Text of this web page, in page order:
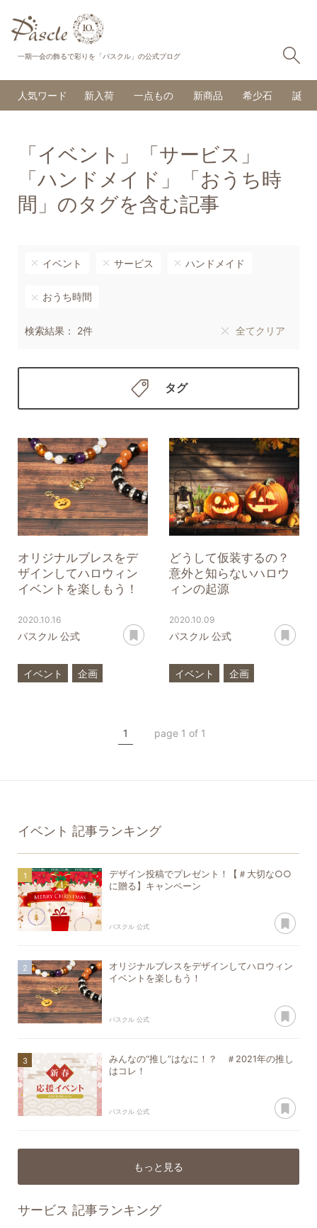
一期一会の飾るで彩りを「パスクル」の公式ブログ
人気ワード 新入荷 一点もの 新商品 希少石 誕生
「イベント」「サービス」
「ハンドメイド」「おうち時
間」のタグを含む記事
イベント サービス ハンドメイド
おうち時間
検索結果： 2件 全てクリア
タグ
オリジナルブレスをデ
ザインしてハロウィン
イベントを楽しもう！
2020.10.16
パスクル 公式
あとで読む
イベント
企画
どうして仮装するの？
意外と知らないハロウ
ィンの起源
2020.10.09
パスクル 公式
イベント
企画
1
page 1 of 1
イベント 記事ランキング
デザイン投稿でプレゼント！【＃大切な○○
に贈る】キャンペーン
パスクル 公式
オリジナルブレスをデザインしてハロウィン
イベントを楽しもう！
パスクル 公式
みんなの“推し”はなに！？ ＃2021年の推し
はコレ！
パスクル 公式
もっと見る
サービス 記事ランキング